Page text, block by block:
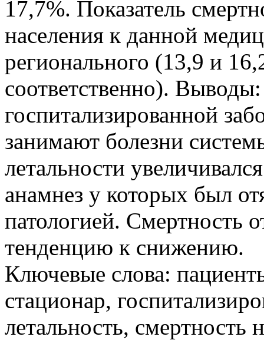
17,7%. Показатель
населения к данной
регионального (13,9 и
соответственно).
госпитализированной
занимают болезни
летальности
анамнез у которых был
патологией. Смертность
тенденцию к снижению.
Ключевые слова:
стационар,
летальность, смертность